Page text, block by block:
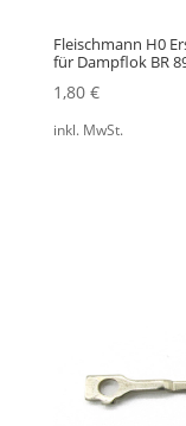
Fleischmann H0
für Dampflok BR
1,80 €
inkl. MwSt.